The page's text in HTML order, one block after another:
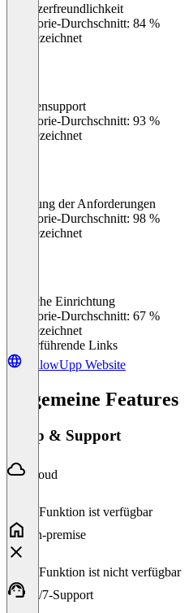
Benutzerfreundlichkeit
Kategorie-Durchschnitt: 84 %
Ausgezeichnet
Kundensupport
Kategorie-Durchschnitt: 93 %
Ausgezeichnet
Erfüllung der Anforderungen
Kategorie-Durchschnitt: 98 %
Ausgezeichnet
Einfache Einrichtung
Kategorie-Durchschnitt: 67 %
Ausgezeichnet
Weiterführende Links
FollowUpp Website
Allgemeine Features
Setup & Support
Cloud
Diese Funktion ist verfügbar
On-premise
Diese Funktion ist nicht verfügbar
24/7-Support